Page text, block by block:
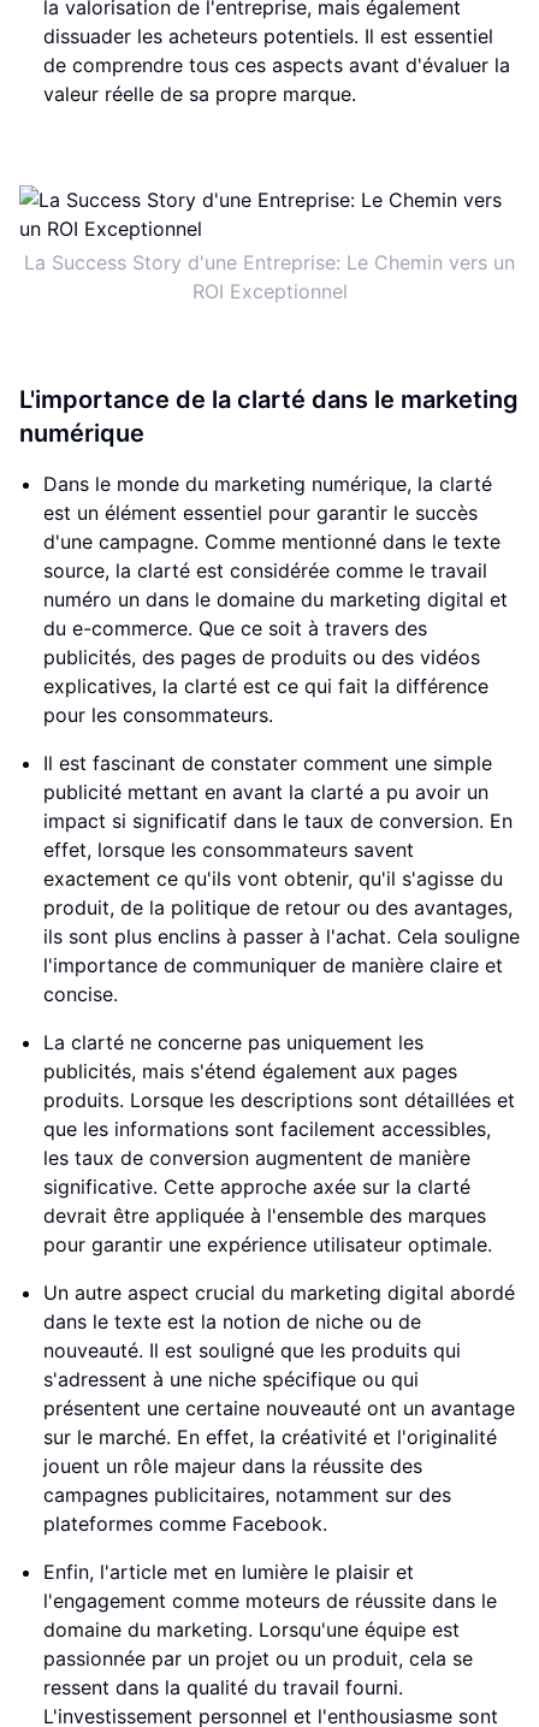
la valorisation de l'entreprise, mais également
dissuader les acheteurs potentiels. Il est essentiel
de comprendre tous ces aspects avant d'évaluer la
valeur réelle de sa propre marque.
La Success Story d'une Entreprise: Le Chemin vers un
ROI Exceptionnel
L'importance de la clarté dans le marketing
numérique
Dans le monde du marketing numérique, la clarté
est un élément essentiel pour garantir le succès
d'une campagne. Comme mentionné dans le texte
source, la clarté est considérée comme le travail
numéro un dans le domaine du marketing digital et
du e-commerce. Que ce soit à travers des
publicités, des pages de produits ou des vidéos
explicatives, la clarté est ce qui fait la différence
pour les consommateurs.
Il est fascinant de constater comment une simple
publicité mettant en avant la clarté a pu avoir un
impact si significatif dans le taux de conversion. En
effet, lorsque les consommateurs savent
exactement ce qu'ils vont obtenir, qu'il s'agisse du
produit, de la politique de retour ou des avantages,
ils sont plus enclins à passer à l'achat. Cela souligne
l'importance de communiquer de manière claire et
concise.
La clarté ne concerne pas uniquement les
publicités, mais s'étend également aux pages
produits. Lorsque les descriptions sont détaillées et
que les informations sont facilement accessibles,
les taux de conversion augmentent de manière
significative. Cette approche axée sur la clarté
devrait être appliquée à l'ensemble des marques
pour garantir une expérience utilisateur optimale.
Un autre aspect crucial du marketing digital abordé
dans le texte est la notion de niche ou de
nouveauté. Il est souligné que les produits qui
s'adressent à une niche spécifique ou qui
présentent une certaine nouveauté ont un avantage
sur le marché. En effet, la créativité et l'originalité
jouent un rôle majeur dans la réussite des
campagnes publicitaires, notamment sur des
plateformes comme Facebook.
Enfin, l'article met en lumière le plaisir et
l'engagement comme moteurs de réussite dans le
domaine du marketing. Lorsqu'une équipe est
passionnée par un projet ou un produit, cela se
ressent dans la qualité du travail fourni.
L'investissement personnel et l'enthousiasme sont